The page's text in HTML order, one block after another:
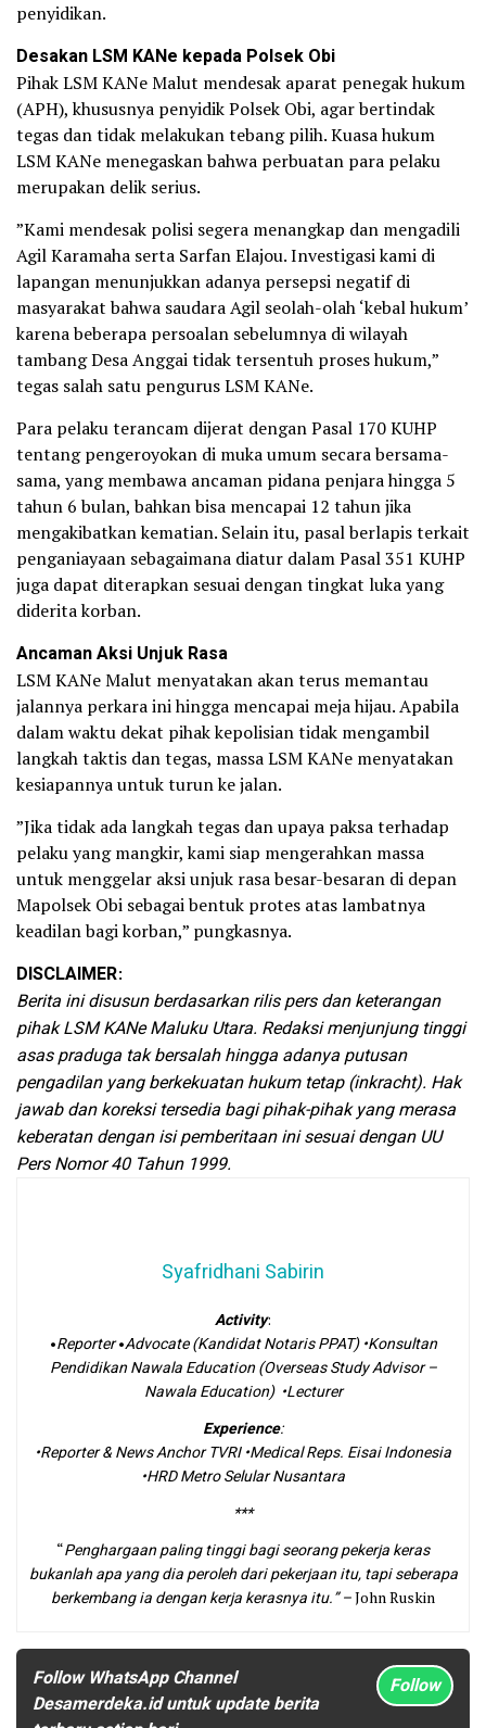
penyidikan.
Desakan LSM KANe kepada Polsek Obi
​Pihak LSM KANe Malut mendesak aparat penegak hukum
(APH), khususnya penyidik Polsek Obi, agar bertindak
tegas dan tidak melakukan tebang pilih. Kuasa hukum
LSM KANe menegaskan bahwa perbuatan para pelaku
merupakan delik serius.
​”Kami mendesak polisi segera menangkap dan mengadili
Agil Karamaha serta Sarfan Elajou. Investigasi kami di
lapangan menunjukkan adanya persepsi negatif di
masyarakat bahwa saudara Agil seolah-olah ‘kebal hukum’
karena beberapa persoalan sebelumnya di wilayah
tambang Desa Anggai tidak tersentuh proses hukum,”
tegas salah satu pengurus LSM KANe.
​Para pelaku terancam dijerat dengan Pasal 170 KUHP
tentang pengeroyokan di muka umum secara bersama-
sama, yang membawa ancaman pidana penjara hingga 5
tahun 6 bulan, bahkan bisa mencapai 12 tahun jika
mengakibatkan kematian. Selain itu, pasal berlapis terkait
penganiayaan sebagaimana diatur dalam Pasal 351 KUHP
juga dapat diterapkan sesuai dengan tingkat luka yang
diderita korban.
Ancaman Aksi Unjuk Rasa
​LSM KANe Malut menyatakan akan terus memantau
jalannya perkara ini hingga mencapai meja hijau. Apabila
dalam waktu dekat pihak kepolisian tidak mengambil
langkah taktis dan tegas, massa LSM KANe menyatakan
kesiapannya untuk turun ke jalan.
​”Jika tidak ada langkah tegas dan upaya paksa terhadap
pelaku yang mangkir, kami siap mengerahkan massa
untuk menggelar aksi unjuk rasa besar-besaran di depan
Mapolsek Obi sebagai bentuk protes atas lambatnya
keadilan bagi korban,” pungkasnya.
DISCLAIMER:
Berita ini disusun berdasarkan rilis pers dan keterangan
pihak LSM KANe Maluku Utara. Redaksi menjunjung tinggi
asas praduga tak bersalah hingga adanya putusan
pengadilan yang berkekuatan hukum tetap (inkracht). Hak
jawab dan koreksi tersedia bagi pihak-pihak yang merasa
keberatan dengan isi pemberitaan ini sesuai dengan UU
Pers Nomor 40 Tahun 1999.
Syafridhani Sabirin
Activity:
•Reporter•Advocate (Kandidat Notaris PPAT) •Konsultan
Pendidikan Nawala Education (Overseas Study Advisor –
Nawala Education) •Lecturer
Experience:
•Reporter & News Anchor TVRI •Medical Reps. Eisai Indonesia
•HRD Metro Selular Nusantara
***
“Penghargaan paling tinggi bagi seorang pekerja keras
bukanlah apa yang dia peroleh dari pekerjaan itu, tapi seberapa
berkembang ia dengan kerja kerasnya itu.”–John Ruskin
Follow WhatsApp Channel
Desamerdeka.id untuk update berita
Follow